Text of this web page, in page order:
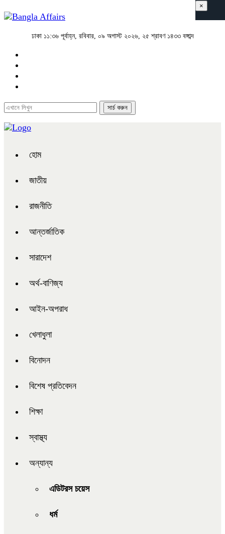
ঢাকা ১১:৩৬ পূর্বাহ্ন, রবিবার, ০৯ অগাস্ট ২০২৬, ২৫ শ্রাবণ ১৪৩৩ বঙ্গাব্দ
হোম
জাতীয়
রাজনীতি
আন্তর্জাতিক
সারাদেশ
অর্থ-বাণিজ্য
আইন-অপরাধ
খেলাধুলা
বিনোদন
বিশেষ প্রতিবেদন
শিক্ষা
স্বাস্থ্য
অন্যান্য
এডিটরস চয়েস
ধর্ম
×